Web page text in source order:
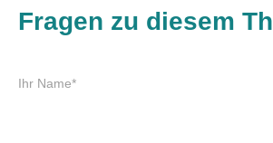
Fragen zu diesem
P
Ihr Name*